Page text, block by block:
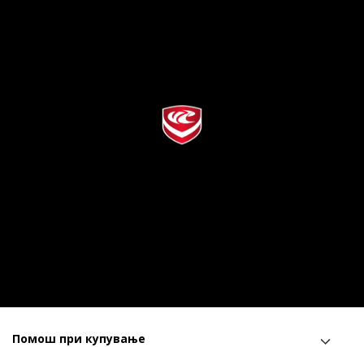
Помош при купување